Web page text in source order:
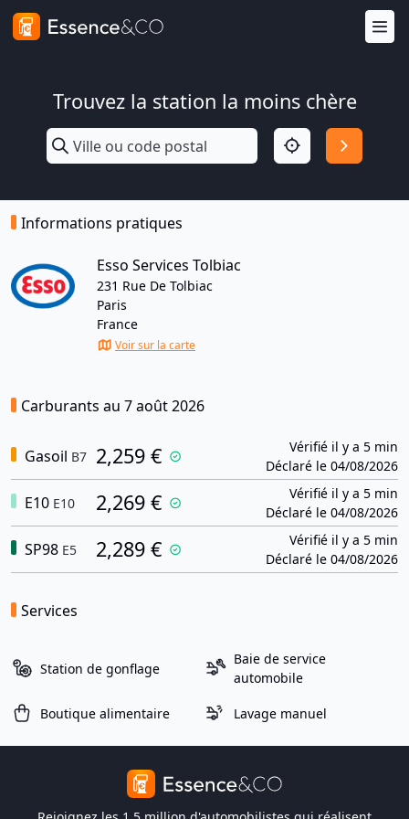
Trouvez la station la moins chère
Informations pratiques
Esso Services Tolbiac
231 Rue De Tolbiac
Paris
France
Voir sur la carte
Carburants au 7 août 2026
Gasoil B7 2,259 €
Vérifié il y a 5 min
Déclaré le 04/08/2026
E10 E10 2,269 €
Vérifié il y a 5 min
Déclaré le 04/08/2026
SP98 E5 2,289 €
Vérifié il y a 5 min
Déclaré le 04/08/2026
Services
Station de gonflage
Baie de service
automobile
Boutique alimentaire Lavage manuel